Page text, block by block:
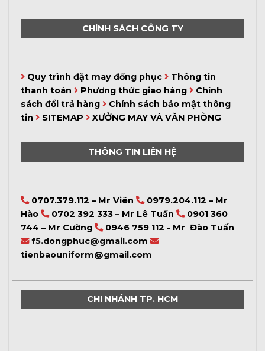
CHÍNH SÁCH CÔNG TY
Quy trình đặt may đồng phục
Thông tin
thanh toán
Phương thức giao hàng
Chính
sách đổi trả hàng
Chính sách bảo mật thông
tin
SITEMAP XƯỞNG MAY VÀ VĂN PHÒNG
THÔNG TIN LIÊN HỆ
0707.379.112 – Mr Viên
0979.204.112 – Mr
Hào
0702 392 333 – Mr Lê Tuấn
0901 360
744 – Mr Cường
0946 759 112 - Mr Đào Tuấn
f5.dongphuc@gmail.com
tienbaouniform@gmail.com
CHI NHÁNH TP. HCM